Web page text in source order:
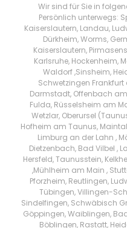
Wir sind für Sie in
Persönlich unterwegs:
Kaiserslautern, Landau,
Dürkheim, Worms,
Kaiserslautern,
Karlsruhe, Hockenheim,
Waldorf ,Sinsheim,
Schwetzingen
Darmstadt, Offenbach
Fulda, Rüsselsheim am
Wetzlar, Oberursel
Hofheim am Taunus,
Limburg an der Lahn ,
Dietzenbach, Bad Vilbel ,
Hersfeld, Taunusstein,
,Mühlheim am Main ,
Pforzheim, Reutlingen,
Tübingen, Villingen-
Sindelfingen, Schwäbisch
Göppingen, Waiblingen,
Böblingen, Rastatt,